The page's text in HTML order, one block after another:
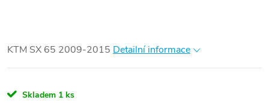
KTM SX 65 2009-2015 Detailní informace
Skladem 1 ks